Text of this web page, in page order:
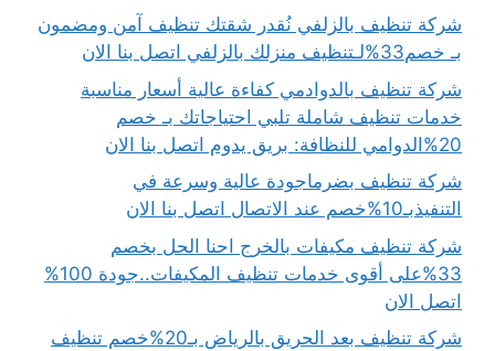
شركة تنظيف بالزلفي نُقدر شقتك تنظيف آمن ومضمون
بـ خصم33%لـتنظيف منزلك بالزلفي اتصل بنا الان
شركة تنظيف بالدوادمي كفاءة عالية أسعار مناسبة
خدمات تنظيف شاملة تلبي احتياجاتك بـ خصم
20%الدوامي للنظافة: بريق يدوم اتصل بنا الان
شركة تنظيف بضرماجودة عالية وسرعة في
التنفيذبـ10%خصم عند الاتصال اتصل بنا الان
شركة تنظيف مكيفات بالخرج احنا الحل بخصم
33%على أقوى خدمات تنظيف المكيفات..جودة 100%
اتصل الان
شركة تنظيف بعد الحريق بالرياض بـ20%خصم تنظيف